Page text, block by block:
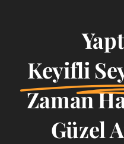
Keyifli
Zaman
Güzel